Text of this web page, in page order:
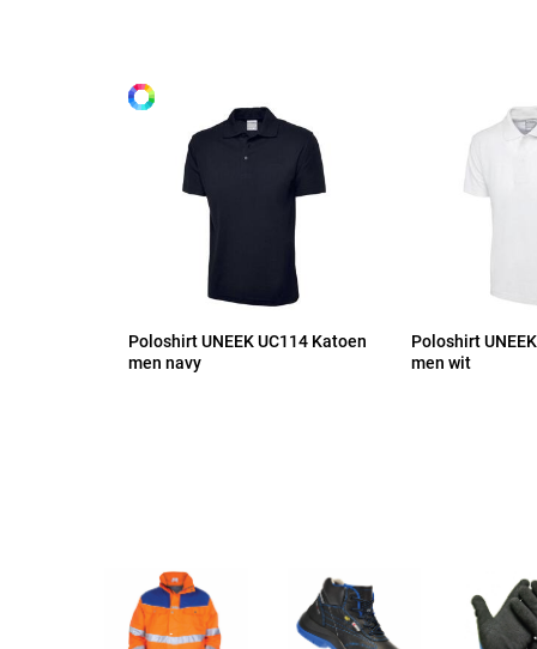
2XL
Poloshirt UNEEK UC114 Katoen
men navy
Poloshirt
men wit